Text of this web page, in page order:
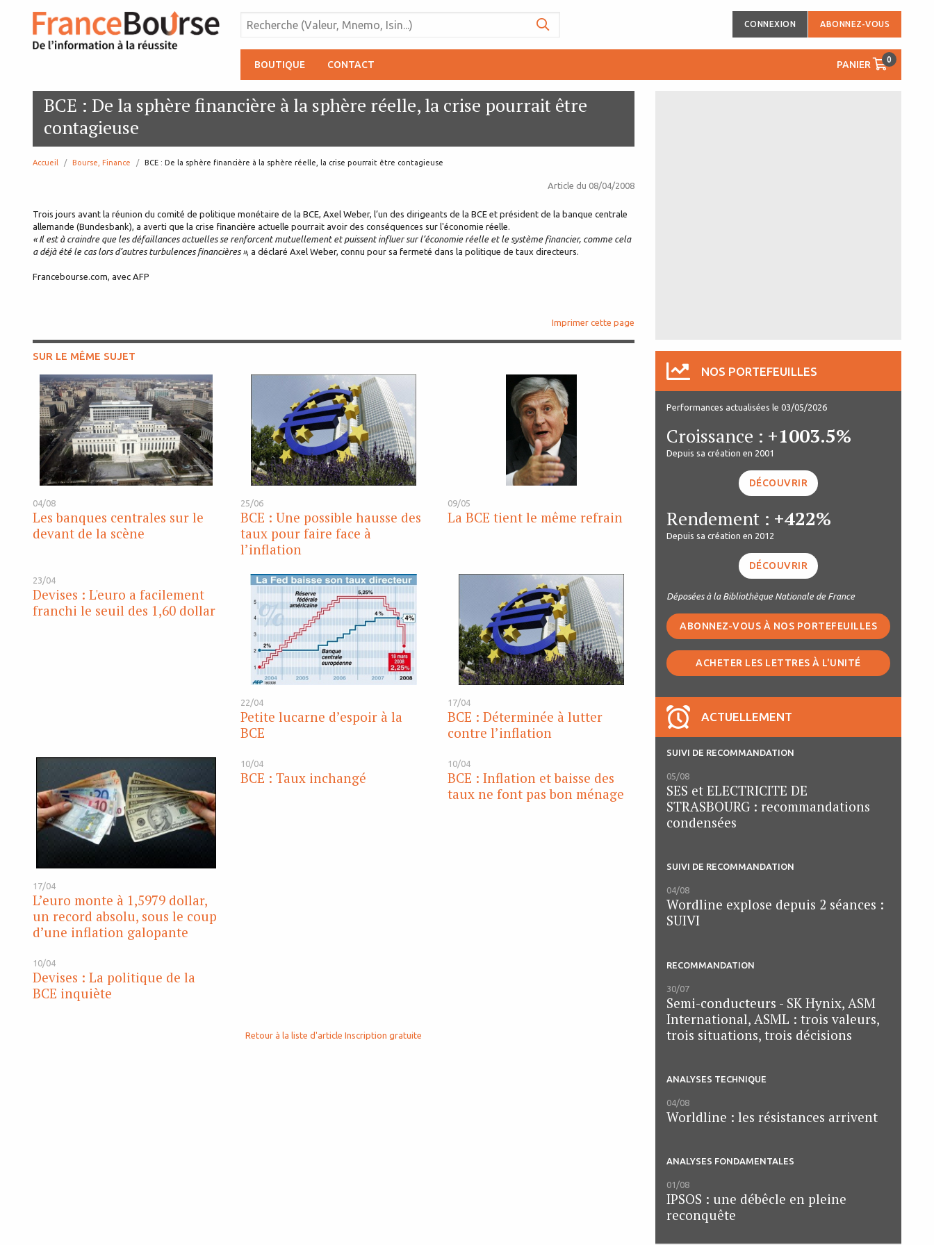
CONNEXION ABONNEZ-VOUS
BOUTIQUE CONTACT PANIER 0
BCE : De la sphère financière à la sphère réelle, la crise pourrait être
contagieuse
Accueil Bourse, Finance page:
BCE : De la sphère financière à la sphère réelle, la crise pourrait être contagieuse
Article du 08/04/2008
Trois jours avant la réunion du comité de politique monétaire de la BCE, Axel Weber, l’un des dirigeants de la BCE et président de la banque centrale
allemande (Bundesbank), a averti que la crise financière actuelle pourrait avoir des conséquences sur l'économie réelle.
« Il est à craindre que les défaillances actuelles se renforcent mutuellement et puissent influer sur l’économie réelle et le système financier, comme cela
a déjà été le cas lors d’autres turbulences financières », a déclaré Axel Weber, connu pour sa fermeté dans la politique de taux directeurs.
Francebourse.com, avec AFP
Imprimer cette page
SUR LE MÊME SUJET
04/08
Les banques centrales sur le
devant de la scène
25/06
BCE : Une possible hausse des
taux pour faire face à
l’inflation
09/05
La BCE tient le même refrain
23/04
Devises : L'euro a facilement
franchi le seuil des 1,60 dollar
22/04
Petite lucarne d’espoir à la
BCE
17/04
BCE : Déterminée à lutter
contre l’inflation
17/04
L’euro monte à 1,5979 dollar,
un record absolu, sous le coup
d’une inflation galopante
10/04
BCE : Taux inchangé
10/04
BCE : Inflation et baisse des
taux ne font pas bon ménage
10/04
Devises : La politique de la
BCE inquiète
Retour à la liste d'article Inscription gratuite
NOS PORTEFEUILLES
Performances actualisées le 03/05/2026
Croissance : +1003.5%
Depuis sa création en 2001
DÉCOUVRIR
Rendement : +422%
Depuis sa création en 2012
DÉCOUVRIR
Déposées à la Bibliothèque Nationale de France
ABONNEZ-VOUS À NOS PORTEFEUILLES
ACHETER LES LETTRES À L'UNITÉ
ACTUELLEMENT
SUIVI DE RECOMMANDATION
05/08
SES et ELECTRICITE DE
STRASBOURG : recommandations
condensées
SUIVI DE RECOMMANDATION
04/08
Wordline explose depuis 2 séances :
SUIVI
RECOMMANDATION
30/07
Semi-conducteurs - SK Hynix, ASM
International, ASML : trois valeurs,
trois situations, trois décisions
ANALYSES TECHNIQUE
04/08
Worldline : les résistances arrivent
ANALYSES FONDAMENTALES
01/08
IPSOS : une débêcle en pleine
reconquête